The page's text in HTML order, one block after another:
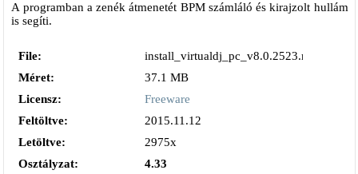
A programban a zenék átmenetét BPM számláló és kirajzolt hullám
is segíti.
File:
install_virtualdj_pc_v8.0.2523.msi
Méret:
37.1 MB
Licensz:
Freeware
Feltöltve:
2015.11.12
Letöltve:
2975x
Osztályzat:
4.33